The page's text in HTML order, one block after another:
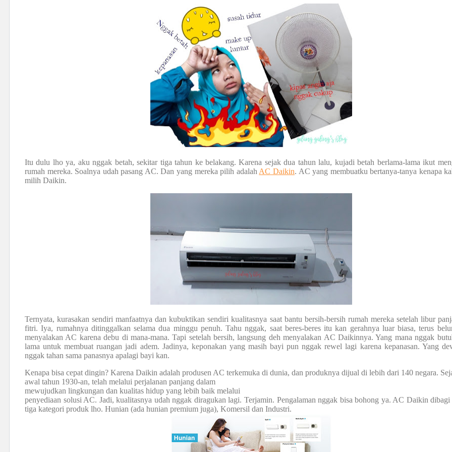
Itu dulu lho ya, aku nggak betah, sekitar tiga tahun ke belakang. Karena sejak dua tahun lalu, kujadi betah berlama-lama ikut
rumah mereka. Soalnya udah pasang AC. Dan yang mereka pilih adalah AC Daikin. AC yang membuatku bertanya-tanya kenapa
milih Daikin.
Ternyata, kurasakan sendiri manfaatnya dan kubuktikan sendiri kualitasnya saat bantu bersih-bersih rumah mereka setelah libur
fitri. Iya, rumahnya ditinggalkan selama dua minggu penuh. Tahu nggak, saat beres-beres itu kan gerahnya luar biasa, terus
menyalakan AC karena debu di mana-mana. Tapi setelah bersih, langsung deh menyalakan AC Daikinnya. Yang mana nggak
lama untuk membuat ruangan jadi adem. Jadinya, keponakan yang masih bayi pun nggak rewel lagi karena kepanasan. Yang
nggak tahan sama panasnya apalagi bayi kan.
Kenapa bisa cepat dingin? Karena Daikin adalah produsen AC terkemuka di dunia, dan produknya dijual di lebih dari 140 negara.
awal tahun 1930-an, telah melalui perjalanan panjang dalam
mewujudkan lingkungan dan kualitas hidup yang lebih baik melalui
penyediaan solusi AC. Jadi, kualitasnya udah nggak diragukan lagi. Terjamin. Pengalaman nggak bisa bohong ya. AC Daikin dibagi
tiga kategori produk lho. Hunian (ada hunian premium juga), Komersil dan Industri.